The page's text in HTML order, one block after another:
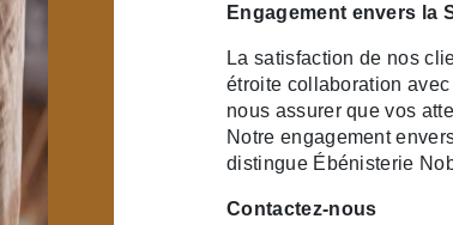
Engagement envers la
La satisfaction de nos
étroite collaboration
nous assurer que vos
Notre engagement
distingue Ébénisterie
Contactez-nous